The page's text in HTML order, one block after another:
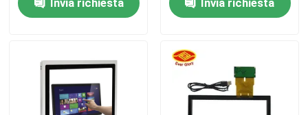
notizie
Richiedere un preventivo
Quadro comandi di tocco